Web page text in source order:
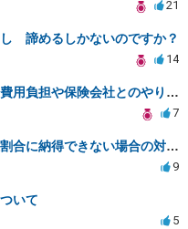
21
諦めるしかないのですか？
14
自転車対自動車事故に関して費用負担や保険会社とのやり取りについて
7
車との事故で保険会社の負担割合に納得できない場合の対処法
9
いて
5